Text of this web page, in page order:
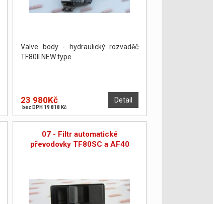
Valve body - hydraulický rozvaděč
TF80II NEW type
Detail
23 980Kč
bez DPH 19 818 Kč
07 - Filtr automatické
převodovky TF80SC a AF40